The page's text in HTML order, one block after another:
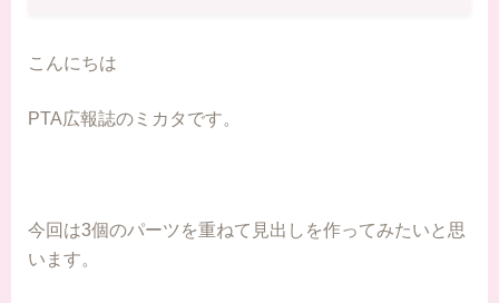
こんにちは
PTA広報誌のミカタです。
今回は3個のパーツを重ねて見出しを作ってみたいと思
います。